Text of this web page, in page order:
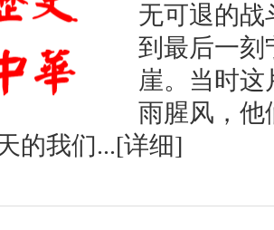
无可退的战
到最后一刻
崖。当时
雨腥风，他
的我们...[详细]